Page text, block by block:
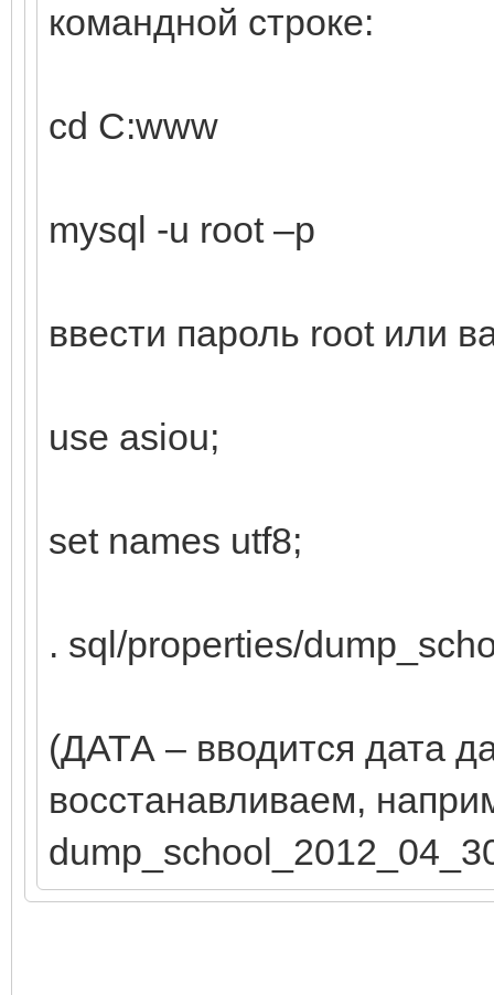
командной строке:
cd C:www
mysql -u root –p
ввести пароль root или
use asiou;
set names utf8;
. sql/properties/
(ДАТА – вводится дата
восстанавливаем,